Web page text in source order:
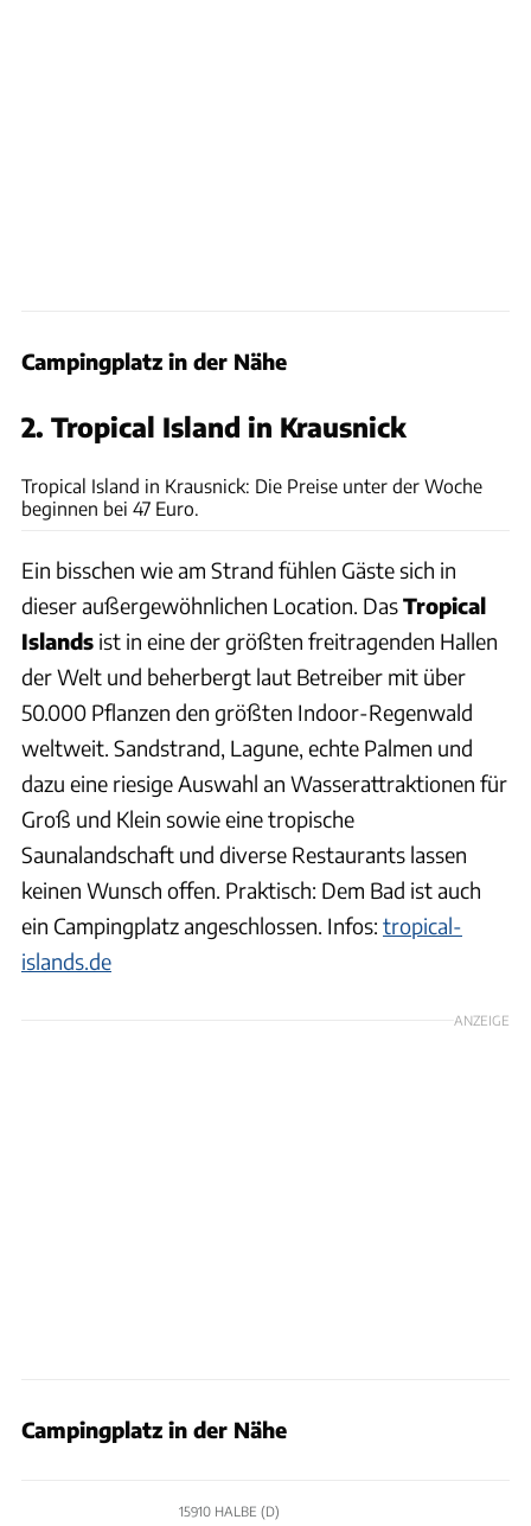
Campingplatz in der Nähe
2. Tropical Island in Krausnick
Tropical Island in Krausnick: Die Preise unter der Woche
beginnen bei 47 Euro.
Ein bisschen wie am Strand fühlen Gäste sich in
dieser außergewöhnlichen Location. DasTropical
Islands ist in eine der größten freitragenden Hallen
der Welt und beherbergt laut Betreiber mit über
50.000 Pflanzen den größten Indoor-Regenwald
weltweit. Sandstrand, Lagune, echte Palmen und
dazu eine riesige Auswahl an Wasserattraktionen für
Groß und Klein sowie eine tropische
Saunalandschaft und diverse Restaurants lassen
keinen Wunsch offen. Praktisch: Dem Bad ist auch
ein Campingplatz angeschlossen. Infos: tropical-
islands.de
ANZEIGE
Campingplatz in der Nähe
15910 HALBE (D)